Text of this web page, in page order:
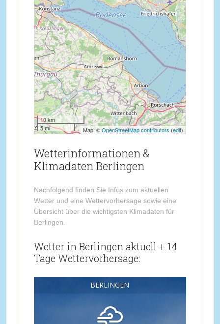
10 km
5 mi
Map: ©OpenStreetMap contributors (edit)
Wetterinformationen &
Klimadaten Berlingen
Nachfolgend finden Sie Infos zum aktuellen
Wetter und eine Wettervorhersage sowie eine
Übersicht über die wichtigsten Klimadaten für
Berlingen.
Wetter in Berlingen aktuell + 14
Tage Wettervorhersage:
BERLINGEN